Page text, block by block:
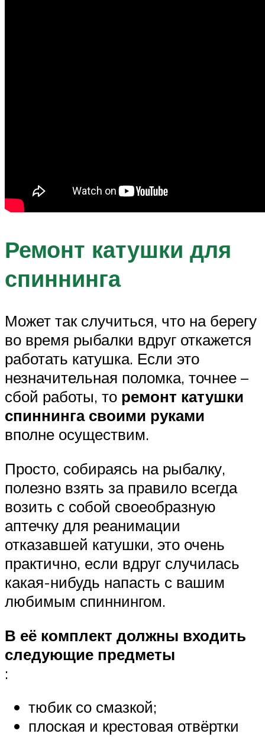
Ремонт катушки для
спиннинга
Может так случиться, что на берегу
во время рыбалки вдруг откажется
работать катушка. Если это
незначительная поломка, точнее –
сбой работы, то ремонт катушки
спиннинга своими руками
вполне осуществим.
Просто, собираясь на рыбалку,
полезно взять за правило всегда
возить с собой своеобразную
аптечку для реанимации
отказавшей катушки, это очень
практично, если вдруг случилась
какая-нибудь напасть с вашим
любимым спиннингом.
В её комплект должны входить
следующие предметы
:
тюбик со смазкой;
плоская и крестовая отвёртки